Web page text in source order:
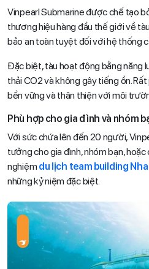
Vinpearl Submarine được chế tạo
thương hiệu hàng đầu thế giới về
bảo an toàn tuyệt đối với hệ thống
Đặc biệt, tàu hoạt động bằng năng
thải CO2 và không gây tiếng ồn.
bền vững và thân thiện với môi
Phù hợp cho gia đình và nhóm
Với sức chứa lên đến 20 người,
tưởng cho gia đình, nhóm bạn,
nghiệm du lịch team building
những kỷ niệm đặc biệt.